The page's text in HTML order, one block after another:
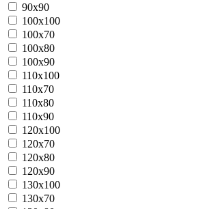
90x90
100x100
100x70
100x80
100x90
110x100
110x70
110x80
110x90
120x100
120x70
120x80
120x90
130x100
130x70